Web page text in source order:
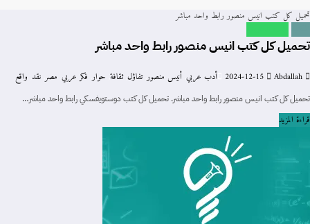
تحميل كل كتب انيس منصور رابط واحد مباشر
تحميل كل كتب انيس منصور رابط واحد مباشر
Abdallah
2024-12-15 أدب عربي أنيس منصور,تفاؤل ,ثقافة حوار, فكر عربي مصر نقد واقع
تحميل كل كتب انيس منصور رابط واحد مباشر. تحميل كل كتب دوستويفسكي رابط واحد مباشر…
قراءة المزيد